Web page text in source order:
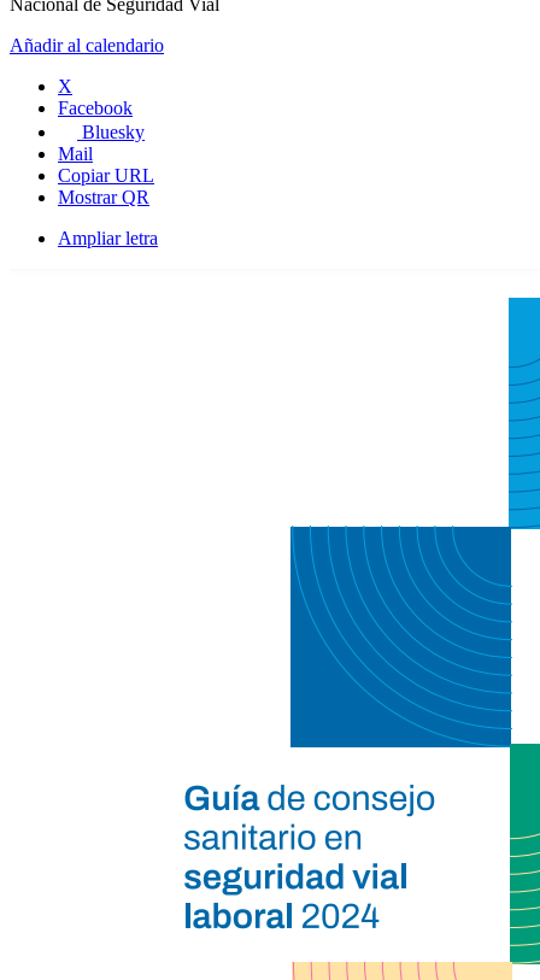
Nacional de Seguridad Vial​
Añadir al calendario
X
Facebook
Bluesky
Mail
Copiar URL
Mostrar QR
Ampliar letra